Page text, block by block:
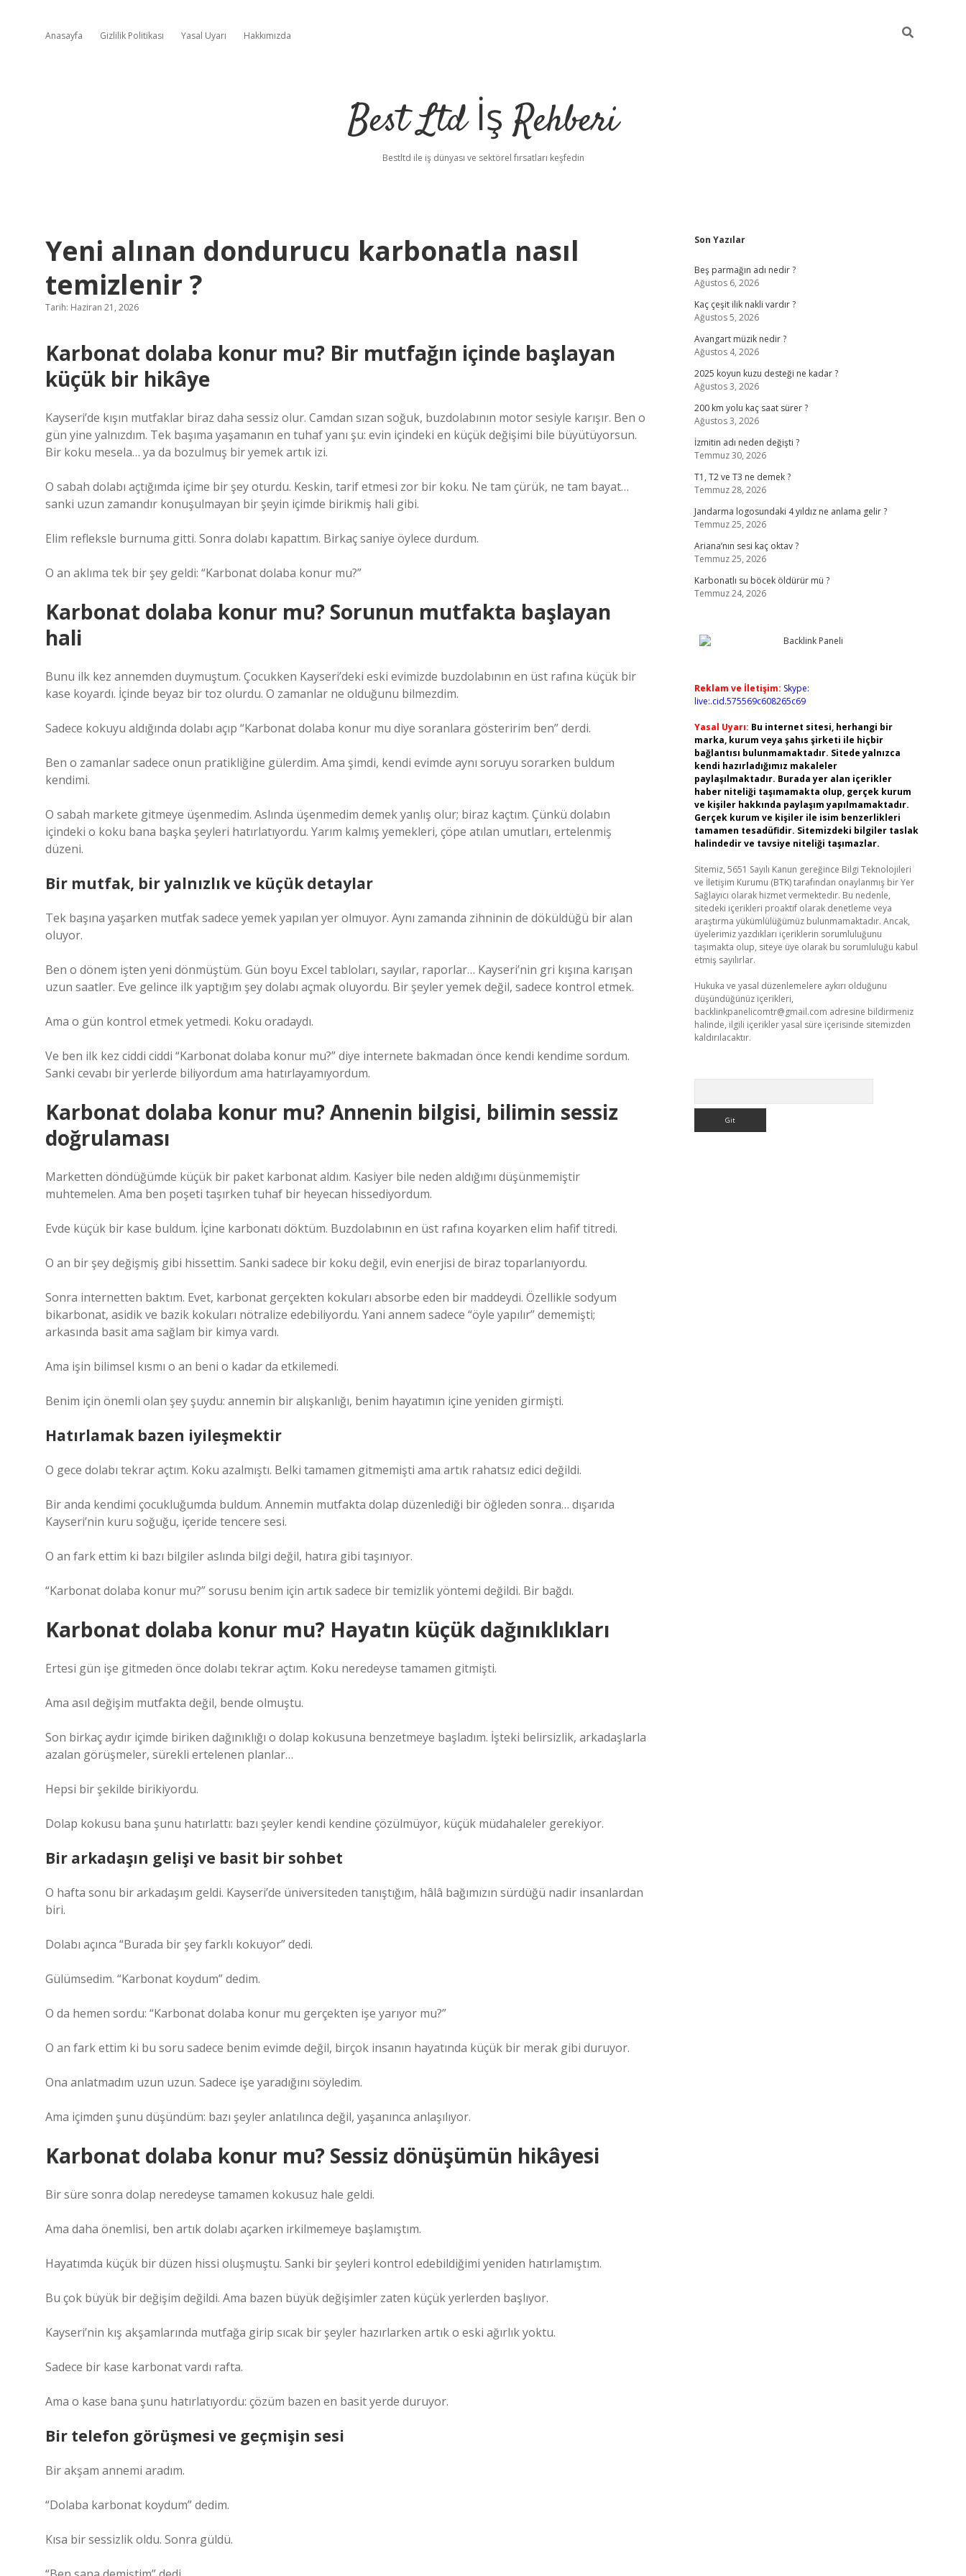
Anasayfa Gizlilik Politikası Yasal Uyarı Hakkımızda
Best Ltd İş Rehberi
Bestltd ile iş dünyası ve sektörel fırsatları keşfedin
Yeni alınan dondurucu karbonatla nasıl
temizlenir ?
Tarih: Haziran 21, 2026
Karbonat dolaba konur mu? Bir mutfağın içinde başlayan
küçük bir hikâye
Kayseri’de kışın mutfaklar biraz daha sessiz olur. Camdan sızan soğuk, buzdolabının motor sesiyle karışır. Ben o
gün yine yalnızdım. Tek başıma yaşamanın en tuhaf yanı şu: evin içindeki en küçük değişimi bile büyütüyorsun.
Bir koku mesela… ya da bozulmuş bir yemek artık izi.
O sabah dolabı açtığımda içime bir şey oturdu. Keskin, tarif etmesi zor bir koku. Ne tam çürük, ne tam bayat…
sanki uzun zamandır konuşulmayan bir şeyin içimde birikmiş hali gibi.
Elim refleksle burnuma gitti. Sonra dolabı kapattım. Birkaç saniye öylece durdum.
O an aklıma tek bir şey geldi: “Karbonat dolaba konur mu?”
Karbonat dolaba konur mu? Sorunun mutfakta başlayan
hali
Bunu ilk kez annemden duymuştum. Çocukken Kayseri’deki eski evimizde buzdolabının en üst rafına küçük bir
kase koyardı. İçinde beyaz bir toz olurdu. O zamanlar ne olduğunu bilmezdim.
Sadece kokuyu aldığında dolabı açıp “Karbonat dolaba konur mu diye soranlara gösteririm ben” derdi.
Ben o zamanlar sadece onun pratikliğine gülerdim. Ama şimdi, kendi evimde aynı soruyu sorarken buldum
kendimi.
O sabah markete gitmeye üşenmedim. Aslında üşenmedim demek yanlış olur; biraz kaçtım. Çünkü dolabın
içindeki o koku bana başka şeyleri hatırlatıyordu. Yarım kalmış yemekleri, çöpe atılan umutları, ertelenmiş
düzeni.
Bir mutfak, bir yalnızlık ve küçük detaylar
Tek başına yaşarken mutfak sadece yemek yapılan yer olmuyor. Aynı zamanda zihninin de döküldüğü bir alan
oluyor.
Ben o dönem işten yeni dönmüştüm. Gün boyu Excel tabloları, sayılar, raporlar… Kayseri’nin gri kışına karışan
uzun saatler. Eve gelince ilk yaptığım şey dolabı açmak oluyordu. Bir şeyler yemek değil, sadece kontrol etmek.
Ama o gün kontrol etmek yetmedi. Koku oradaydı.
Ve ben ilk kez ciddi ciddi “Karbonat dolaba konur mu?” diye internete bakmadan önce kendi kendime sordum.
Sanki cevabı bir yerlerde biliyordum ama hatırlayamıyordum.
Karbonat dolaba konur mu? Annenin bilgisi, bilimin sessiz
doğrulaması
Marketten döndüğümde küçük bir paket karbonat aldım. Kasiyer bile neden aldığımı düşünmemiştir
muhtemelen. Ama ben poşeti taşırken tuhaf bir heyecan hissediyordum.
Evde küçük bir kase buldum. İçine karbonatı döktüm. Buzdolabının en üst rafına koyarken elim hafif titredi.
O an bir şey değişmiş gibi hissettim. Sanki sadece bir koku değil, evin enerjisi de biraz toparlanıyordu.
Sonra internetten baktım. Evet, karbonat gerçekten kokuları absorbe eden bir maddeydi. Özellikle sodyum
bikarbonat, asidik ve bazik kokuları nötralize edebiliyordu. Yani annem sadece “öyle yapılır” dememişti;
arkasında basit ama sağlam bir kimya vardı.
Ama işin bilimsel kısmı o an beni o kadar da etkilemedi.
Benim için önemli olan şey şuydu: annemin bir alışkanlığı, benim hayatımın içine yeniden girmişti.
Hatırlamak bazen iyileşmektir
O gece dolabı tekrar açtım. Koku azalmıştı. Belki tamamen gitmemişti ama artık rahatsız edici değildi.
Bir anda kendimi çocukluğumda buldum. Annemin mutfakta dolap düzenlediği bir öğleden sonra… dışarıda
Kayseri’nin kuru soğuğu, içeride tencere sesi.
O an fark ettim ki bazı bilgiler aslında bilgi değil, hatıra gibi taşınıyor.
“Karbonat dolaba konur mu?” sorusu benim için artık sadece bir temizlik yöntemi değildi. Bir bağdı.
Karbonat dolaba konur mu? Hayatın küçük dağınıklıkları
Ertesi gün işe gitmeden önce dolabı tekrar açtım. Koku neredeyse tamamen gitmişti.
Ama asıl değişim mutfakta değil, bende olmuştu.
Son birkaç aydır içimde biriken dağınıklığı o dolap kokusuna benzetmeye başladım. İşteki belirsizlik, arkadaşlarla
azalan görüşmeler, sürekli ertelenen planlar…
Hepsi bir şekilde birikiyordu.
Dolap kokusu bana şunu hatırlattı: bazı şeyler kendi kendine çözülmüyor, küçük müdahaleler gerekiyor.
Bir arkadaşın gelişi ve basit bir sohbet
O hafta sonu bir arkadaşım geldi. Kayseri’de üniversiteden tanıştığım, hâlâ bağımızın sürdüğü nadir insanlardan
biri.
Dolabı açınca “Burada bir şey farklı kokuyor” dedi.
Gülümsedim. “Karbonat koydum” dedim.
O da hemen sordu: “Karbonat dolaba konur mu gerçekten işe yarıyor mu?”
O an fark ettim ki bu soru sadece benim evimde değil, birçok insanın hayatında küçük bir merak gibi duruyor.
Ona anlatmadım uzun uzun. Sadece işe yaradığını söyledim.
Ama içimden şunu düşündüm: bazı şeyler anlatılınca değil, yaşanınca anlaşılıyor.
Karbonat dolaba konur mu? Sessiz dönüşümün hikâyesi
Bir süre sonra dolap neredeyse tamamen kokusuz hale geldi.
Ama daha önemlisi, ben artık dolabı açarken irkilmemeye başlamıştım.
Hayatımda küçük bir düzen hissi oluşmuştu. Sanki bir şeyleri kontrol edebildiğimi yeniden hatırlamıştım.
Bu çok büyük bir değişim değildi. Ama bazen büyük değişimler zaten küçük yerlerden başlıyor.
Kayseri’nin kış akşamlarında mutfağa girip sıcak bir şeyler hazırlarken artık o eski ağırlık yoktu.
Sadece bir kase karbonat vardı rafta.
Ama o kase bana şunu hatırlatıyordu: çözüm bazen en basit yerde duruyor.
Bir telefon görüşmesi ve geçmişin sesi
Bir akşam annemi aradım.
“Dolaba karbonat koydum” dedim.
Kısa bir sessizlik oldu. Sonra güldü.
Sidebar
Son Yazılar
Beş parmağın adı nedir ?
Ağustos 6, 2026
Kaç çeşit ilik nakli vardır ?
Ağustos 5, 2026
Avangart müzik nedir ?
Ağustos 4, 2026
2025 koyun kuzu desteği ne kadar ?
Ağustos 3, 2026
200 km yolu kaç saat sürer ?
Ağustos 3, 2026
İzmitin adı neden değişti ?
Temmuz 30, 2026
T1, T2 ve T3 ne demek ?
Temmuz 28, 2026
Jandarma logosundaki 4 yıldız ne anlama gelir ?
Temmuz 25, 2026
Ariana’nın sesi kaç oktav ?
Temmuz 25, 2026
Karbonatlı su böcek öldürür mü ?
Temmuz 24, 2026
Reklam ve İletişim: Skype:
live:.cid.575569c608265c69
Yasal Uyarı: Bu internet sitesi, herhangi bir
marka, kurum veya şahıs şirketi ile hiçbir
bağlantısı bulunmamaktadır. Sitede yalnızca
kendi hazırladığımız makaleler
paylaşılmaktadır. Burada yer alan içerikler
haber niteliği taşımamakta olup, gerçek kurum
ve kişiler hakkında paylaşım yapılmamaktadır.
Gerçek kurum ve kişiler ile isim benzerlikleri
tamamen tesadüfidir. Sitemizdeki bilgiler taslak
halindedir ve tavsiye niteliği taşımazlar.
Sitemiz, 5651 Sayılı Kanun gereğince Bilgi Teknolojileri
ve İletişim Kurumu (BTK) tarafından onaylanmış bir Yer
Sağlayıcı olarak hizmet vermektedir. Bu nedenle,
sitedeki içerikleri proaktif olarak denetleme veya
araştırma yükümlülüğümüz bulunmamaktadır. Ancak,
üyelerimiz yazdıkları içeriklerin sorumluluğunu
taşımakta olup, siteye üye olarak bu sorumluluğu kabul
etmiş sayılırlar.
Hukuka ve yasal düzenlemelere aykırı olduğunu
düşündüğünüz içerikleri,
backlinkpanelicomtr@gmail.com adresine bildirmeniz
halinde, ilgili içerikler yasal süre içerisinde sitemizden
kaldırılacaktır.